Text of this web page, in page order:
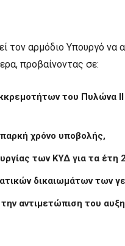
τον αρμόδιο Υπουργό να
προβαίνοντας σε:
του Πυλώνα ΙΙ
χρόνο υποβολής,
των ΚΥΔ για τα έτη
δικαιωμάτων των
αντιμετώπιση του